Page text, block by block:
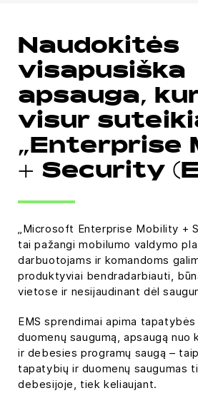
Naudokitės
visapusiška
apsauga,
visur
„Enterprise
+ Security
„Microsoft Enterprise Mobility +
tai pažangi mobilumo valdymo
darbuotojams ir komandoms
produktyviai bendradarbiauti,
vietose ir nesijaudinant dėl
EMS sprendimai apima
duomenų saugumą, apsaugą nuo
ir debesies programų saugą –
tapatybių ir duomenų saugumas
debesijoje, tiek keliaujant.